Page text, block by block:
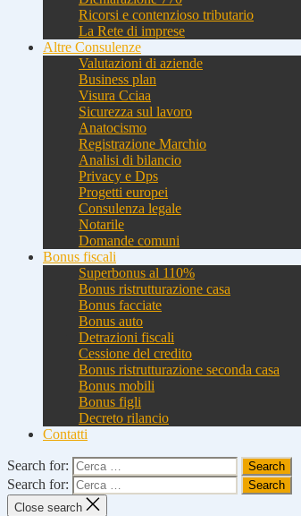
Ricorsi e contenzioso tributario
La Rete di imprese
Altre Consulenze
Valutazioni di aziende
Business plan
Visura Cciaa
Sicurezza sul lavoro
Anatocismo
Registrazione Marchio
Analisi di bilancio
Privacy e Dps
Progetti europei
Consulenza legale
Notarile
Domande comuni
Bonus fiscali
Superbonus al 110%
Bonus ristrutturazione casa
Bonus facciate
Bonus auto
Detrazioni fiscali
Cessione del credito
Bonus ristrutturazione seconda casa
Bonus mobili
Bonus figli
Decreto rilancio
Contatti
Search for:
Search for:
Close search